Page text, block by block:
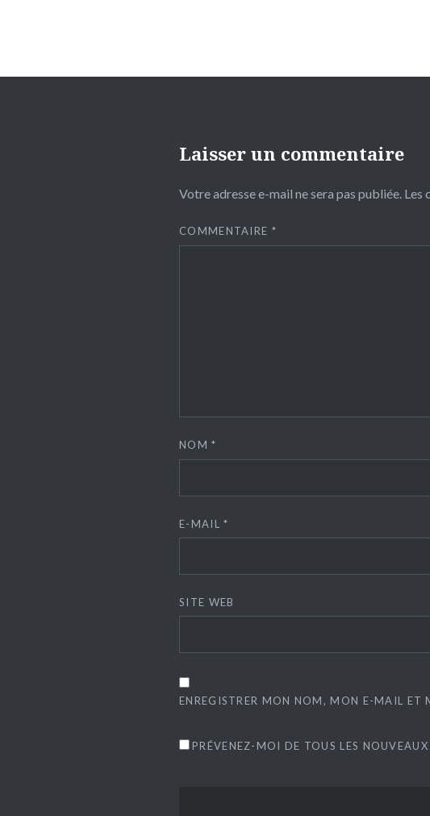
Laisser un commentaire
Votre adresse e-mail ne sera pas publiée. Les
COMMENTAIRE *
NOM*
E-MAIL*
SITE WEB
ENREGISTRER MON NOM, MON E-MAIL ET
PRÉVENEZ-MOI DE TOUS LES